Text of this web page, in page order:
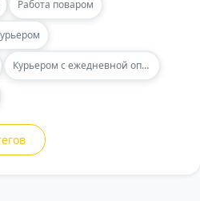
Работа поваром
Курьером с ежедневной оплатой